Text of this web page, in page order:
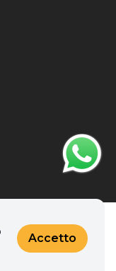
Accetto
riservati.